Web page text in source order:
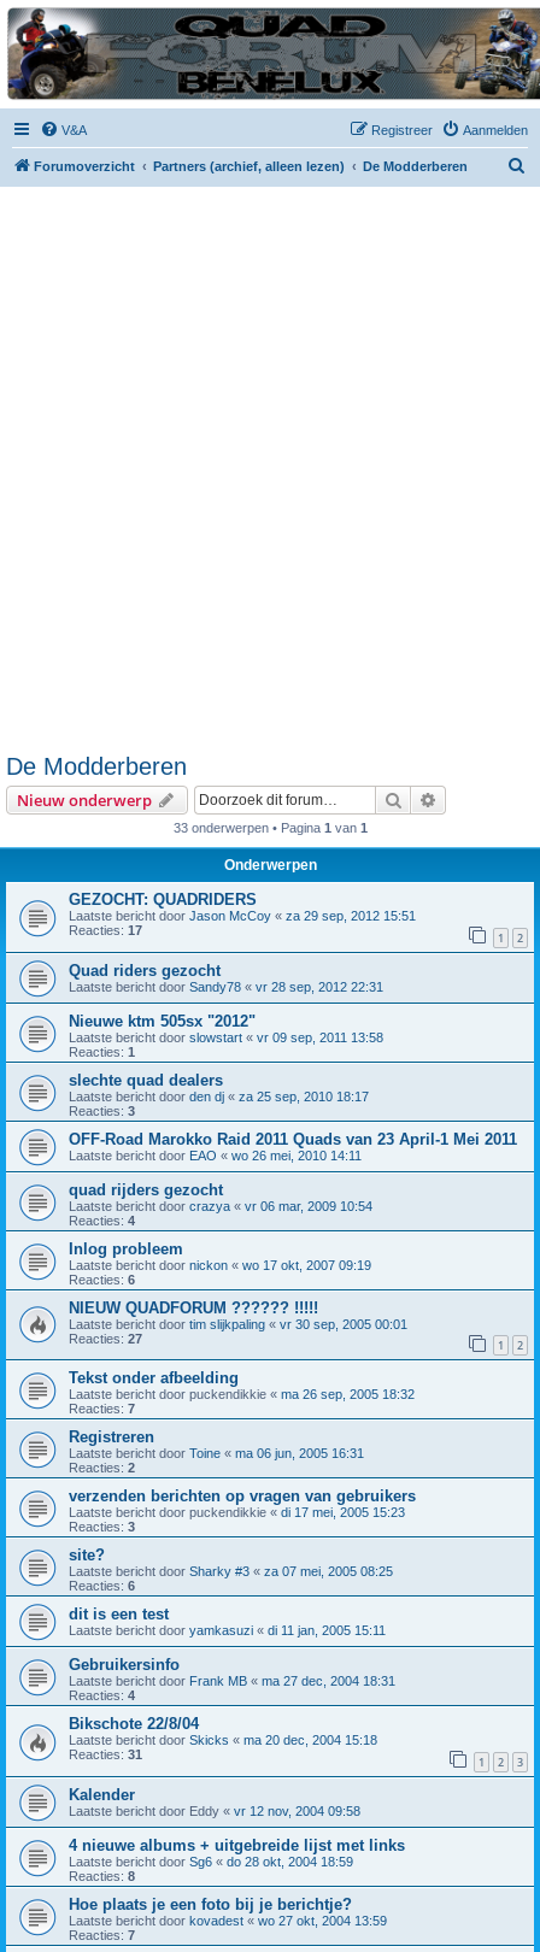
| QFB |
Hét quadforum van de Benelux
V&A Aanmelden
Registreer
Forumoverzicht Partners (archief, alleen lezen) De Modderberen
De Modderberen
Nieuw onderwerp Zoek
33 onderwerpen • Pagina 1 van 1
Onderwerpen
GEZOCHT: QUADRIDERS
Laatste bericht door Jason McCoy « za 29 sep, 2012 15:51
Reacties: 17 1 2
Quad riders gezocht
Laatste bericht door Sandy78 « vr 28 sep, 2012 22:31
Nieuwe ktm 505sx "2012"
Laatste bericht door slowstart « vr 09 sep, 2011 13:58
Reacties: 1
slechte quad dealers
Laatste bericht door den dj « za 25 sep, 2010 18:17
Reacties: 3
OFF-Road Marokko Raid 2011 Quads van 23 April-1 Mei 2011
Laatste bericht door EAO « wo 26 mei, 2010 14:11
quad rijders gezocht
Laatste bericht door crazya « vr 06 mar, 2009 10:54
Reacties: 4
Inlog probleem
Laatste bericht door nickon « wo 17 okt, 2007 09:19
Reacties: 6
NIEUW QUADFORUM ?????? !!!!!
Laatste bericht door tim slijkpaling « vr 30 sep, 2005 00:01
Reacties: 27 1 2
Tekst onder afbeelding
Laatste bericht door puckendikkie « ma 26 sep, 2005 18:32
Reacties: 7
Registreren
Laatste bericht door Toine « ma 06 jun, 2005 16:31
Reacties: 2
verzenden berichten op vragen van gebruikers
Laatste bericht door puckendikkie « di 17 mei, 2005 15:23
Reacties: 3
site?
Laatste bericht door Sharky #3 « za 07 mei, 2005 08:25
Reacties: 6
dit is een test
Laatste bericht door yamkasuzi « di 11 jan, 2005 15:11
Gebruikersinfo
Laatste bericht door Frank MB « ma 27 dec, 2004 18:31
Reacties: 4
Bikschote 22/8/04
Laatste bericht door Skicks « ma 20 dec, 2004 15:18
Reacties: 31 1 2 3
Kalender
Laatste bericht door Eddy « vr 12 nov, 2004 09:58
4 nieuwe albums + uitgebreide lijst met links
Laatste bericht door Sg6 « do 28 okt, 2004 18:59
Reacties: 8
Hoe plaats je een foto bij je berichtje?
Laatste bericht door kovadest « wo 27 okt, 2004 13:59
Reacties: 7